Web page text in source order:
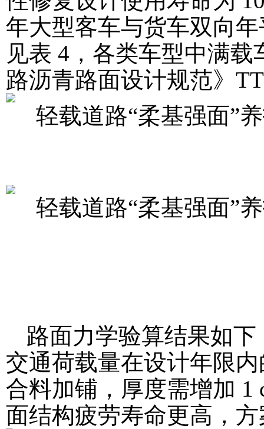
年大型客车与货车双向
见表 4，各类车型中满
路沥青路面设计规范》
路面力学验算结果如
交通荷载量在设计年限
合料加铺，厚度需增加 1
面结构疲劳寿命更高，